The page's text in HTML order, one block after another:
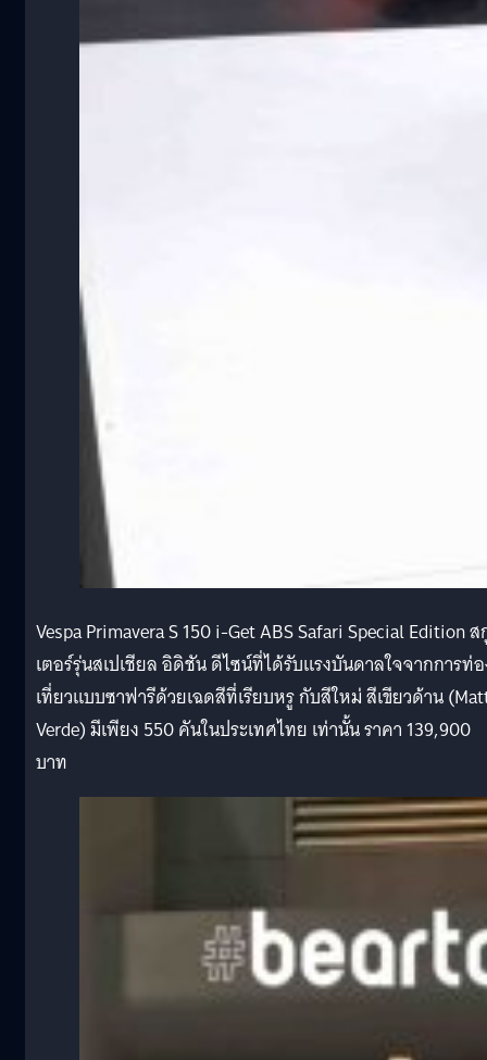
Vespa Primavera S 150 i-Get ABS Safari Special Edition
เตอร์รุ่นสเปเชียล อิดิชัน ดีไซน์ที่ได้รับแรงบันดาลใจจากการท่
เที่ยวแบบซาฟารีด้วยเฉดสีที่เรียบหรู กับสีใหม่ สีเขียวด้าน
Verde) มีเพียง 550 คันในประเทศไทย เท่านั้น ราคา 139,900
บาท